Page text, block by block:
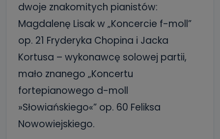
dwoje znakomitych pianistów:
Magdalenę Lisak w „Koncercie f-moll”
op. 21 Fryderyka Chopina i Jacka
Kortusa – wykonawcę solowej partii,
mało znanego „Koncertu
fortepianowego d-moll
»Słowiańskiego«” op. 60 Feliksa
Nowowiejskiego.